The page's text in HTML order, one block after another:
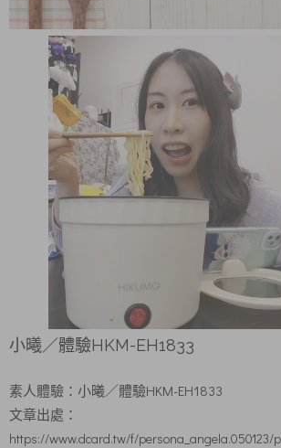
小曦／體驗HKM-EH1833
素人體驗： 小曦／體驗HKM-EH1833
文章出處：
https://www.dcard.tw/f/persona_angela.050123/